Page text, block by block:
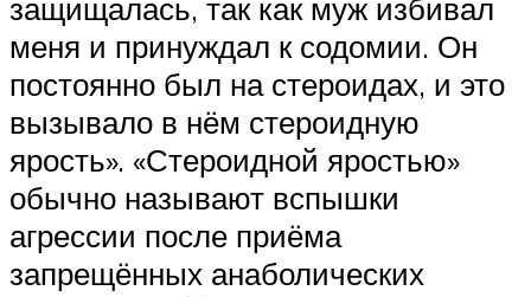
защищалась, так как муж избивал
меня и принуждал к содомии. Он
постоянно был на стероидах, и это
вызывало в нём стероидную
ярость». «Стероидной яростью»
обычно называют вспышки
агрессии после приёма
запрещённых анаболических